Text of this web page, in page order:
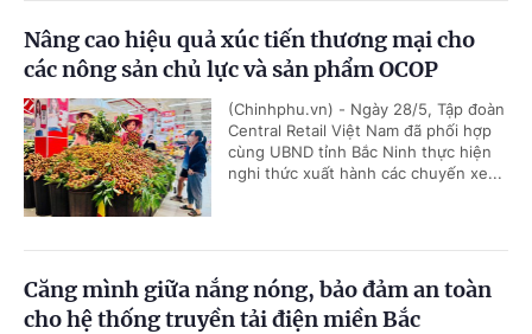
Nâng cao hiệu quả xúc tiến thương mại cho
các nông sản chủ lực và sản phẩm OCOP
(Chinhphu.vn) - Ngày 28/5, Tập đoàn
Central Retail Việt Nam đã phối hợp
cùng UBND tỉnh Bắc Ninh thực hiện
nghi thức xuất hành các chuyến xe...
Căng mình giữa nắng nóng, bảo đảm an toàn
cho hệ thống truyền tải điện miền Bắc